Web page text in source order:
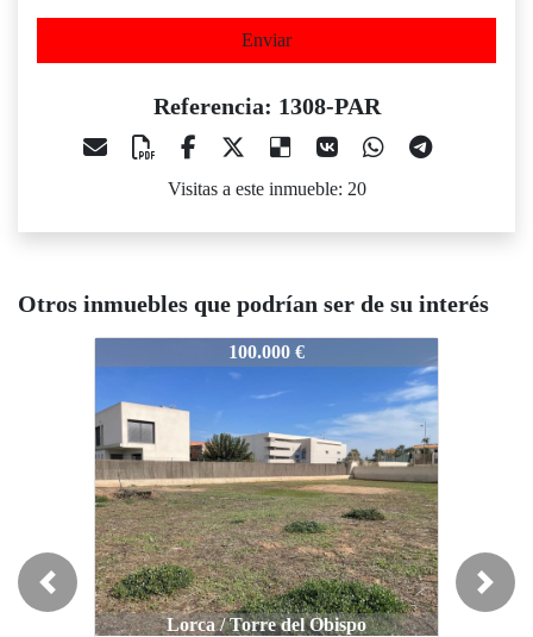
Enviar
Referencia: 1308-PAR
Visitas a este inmueble: 20
Otros inmuebles que podrían ser de su interés
Lorca / Torre del Obispo
90.000 €
Lorca / Aguaderas
Previous Next